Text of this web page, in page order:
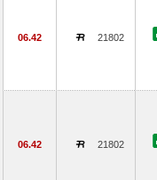
06.42 21802
06.42 21802